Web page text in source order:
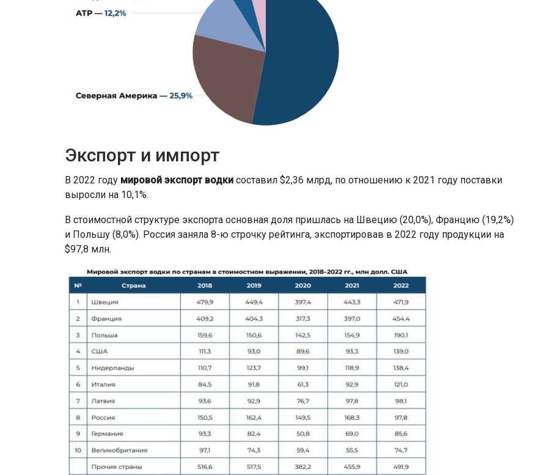
Экспорт и импорт
В 2022 году мировой экспорт водки составил $2,36 млрд, по отношению к 2021 году поставки
выросли на 10,1%.
В стоимостной структуре экспорта основная доля пришлась на Швецию (20,0%), Францию (19,2%)
и Польшу (8,0%). Россия заняла 8-ю строчку рейтинга, экспортировав в 2022 году продукции на
$97,8 млн.